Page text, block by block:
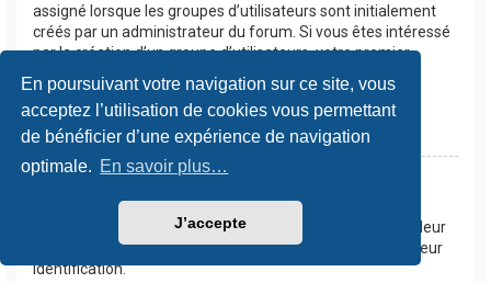
En poursuivant votre navigation sur ce site, vous
acceptez l’utilisation de cookies vous permettant
de bénéficier d’une expérience de navigation
optimale. En savoir plus…
J’accepte
assigné lorsque les groupes d’utilisateurs sont initialement
créés par un administrateur du forum. Si vous êtes intéressé
par la création d’un groupe d’utilisateurs, votre premier
contact devrait être un administrateur. Essayez de le
contacter en lui envoyant un message privé.
Haut
apparaissent dans une couleur différente ?
Les administrateurs du forum peuvent assigner une couleur
aux membres d’un groupe d’utilisateurs afin de faciliter leur
identification.